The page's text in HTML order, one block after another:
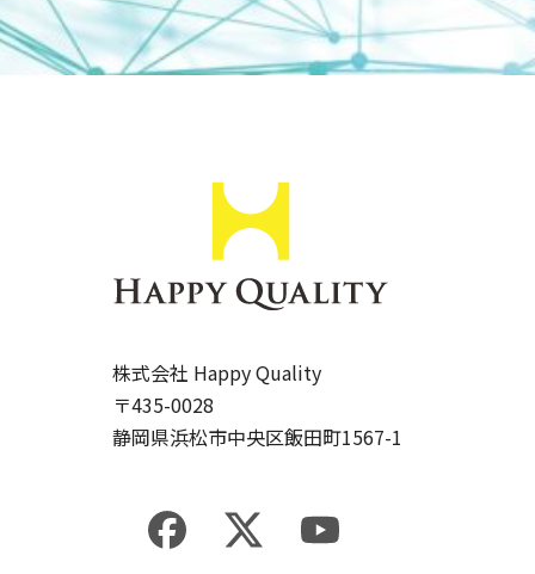
株式会社 Happy Quality
〒435-0028
静岡県浜松市中央区飯田町1567-1